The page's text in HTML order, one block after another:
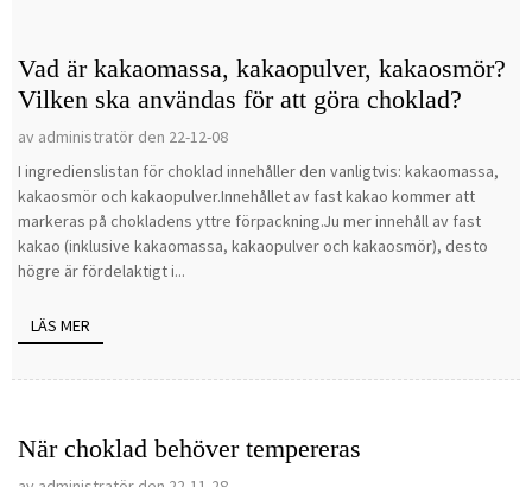
Vad är kakaomassa, kakaopulver, kakaosmör?
Vilken ska användas för att göra choklad?
av administratör den 22-12-08
I ingredienslistan för choklad innehåller den vanligtvis: kakaomassa,
kakaosmör och kakaopulver.Innehållet av fast kakao kommer att
markeras på chokladens yttre förpackning.Ju mer innehåll av fast
kakao (inklusive kakaomassa, kakaopulver och kakaosmör), desto
högre är fördelaktigt i...
LÄS MER
När choklad behöver tempereras